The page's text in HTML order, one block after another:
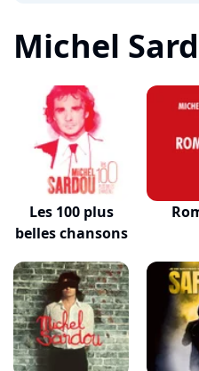
Michel
Les 100 plus
belles chansons